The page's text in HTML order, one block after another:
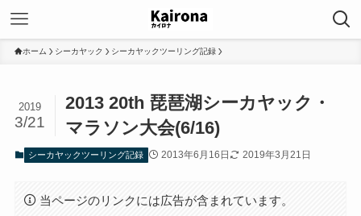
ホーム シーカヤック シーカヤックツーリング記録
2013 20th 琵琶湖シーカヤック・
マラソン大会(6/16)
2019
3/21
シーカヤックツーリング記録 2013年6月16日 2019年3月21日
当ページのリンクには広告が含まれています。